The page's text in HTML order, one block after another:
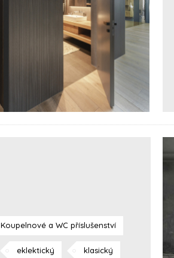
Koupelnové a WC příslušenství
eklektický klasický